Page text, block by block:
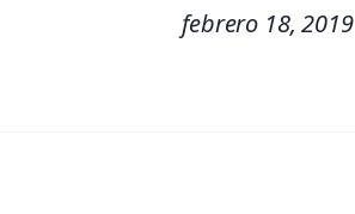
febrero 18, 2019